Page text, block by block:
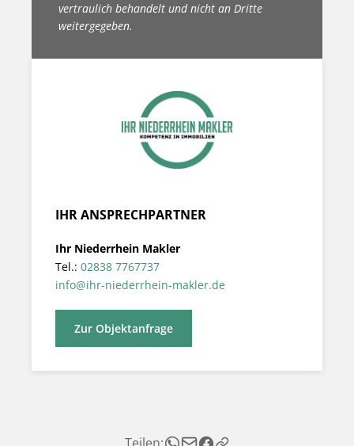
vertraulich behandelt und nicht an Dritte
weitergegeben.
IHR ANSPRECHPARTNER
Ihr Niederrhein Makler
Tel.: 02838 7767737
info@ihr-niederrhein-makler.de
Zur Objektanfrage